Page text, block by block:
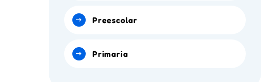
Preescolar
Primaria